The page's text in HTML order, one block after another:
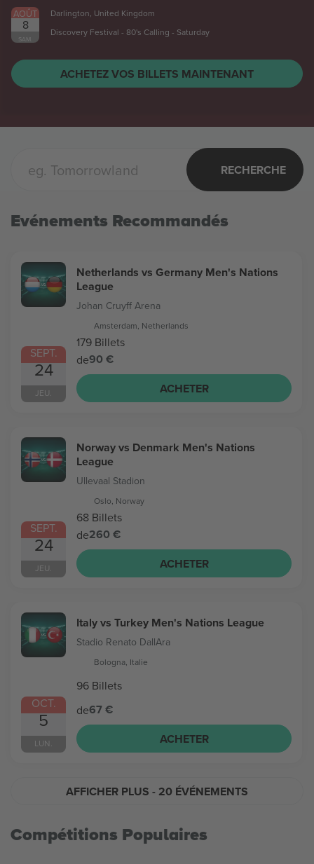
AOÛT
8
SAM.
Darlington, United Kingdom
Discovery Festival - 80's Calling - Saturday
ACHETEZ VOS BILLETS MAINTENANT
RECHERCHE
Evénements Recommandés
SEPT.
24
JEU.
Netherlands vs Germany Men's Nations
League
Johan Cruyff Arena
Amsterdam, Netherlands
179 Billets
de90 €
ACHETER
SEPT.
24
JEU.
Norway vs Denmark Men's Nations
League
Ullevaal Stadion
Oslo, Norway
68 Billets
de260 €
ACHETER
OCT.
5
LUN.
Italy vs Turkey Men's Nations League
Stadio Renato DallAra
Bologna, Italie
96 Billets
de67 €
ACHETER
AFFICHER PLUS - 20 ÉVÉNEMENTS
Compétitions Populaires